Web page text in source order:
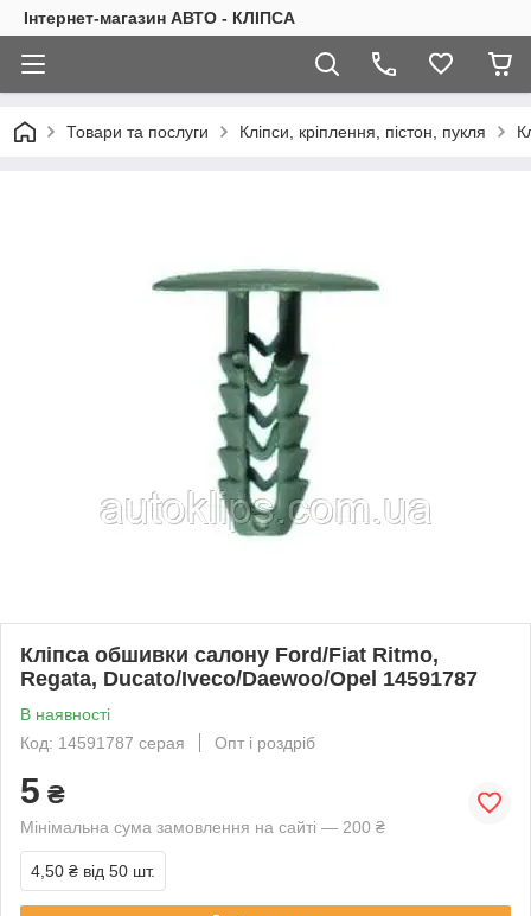
Інтернет-магазин АВТО - КЛІПСА
Товари та послуги Кліпси, кріплення, пістон, пукля
Кліпса обшивки салону Ford/Fiat Ritmo,
Regata, Ducato/Iveco/Daewoo/Opel 14591787
В наявності
Код: 14591787 серая
Опт і роздріб
5 ₴
Мінімальна сума замовлення на сайті — 200 ₴
4,50 ₴ від 50 шт.